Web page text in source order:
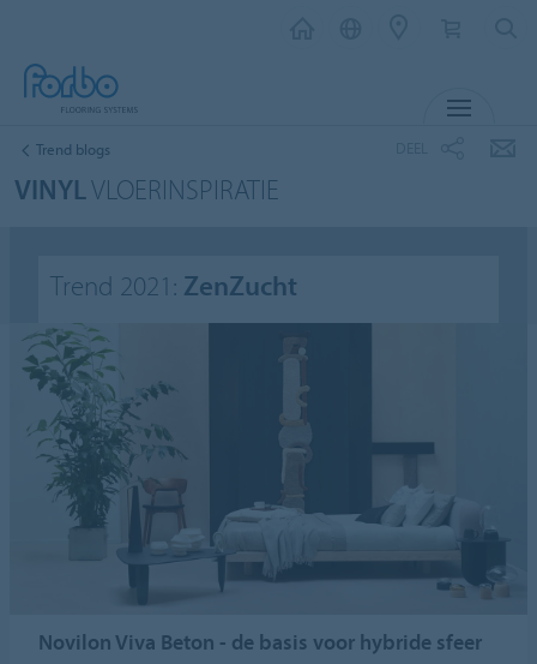
Trend blogs
VINYLVLOERINSPIRATIE
Trend 2021: ZenZucht
Novilon Viva Beton - de basis voor hybride sfeer